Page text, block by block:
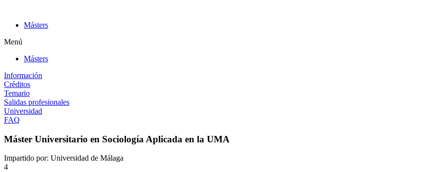
contenidoMásters
Menú
Másters
Información
Créditos
Temario
Salidas profesionales
Universidad
FAQ
Máster Universitario en Sociología Aplicada en la UMA
Impartido por: Universidad de Málaga
4